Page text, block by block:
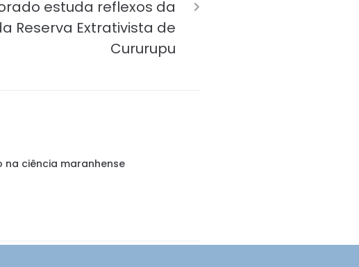
estuda reflexos da
Reserva Extrativista de
Cururupu
na ciência maranhense